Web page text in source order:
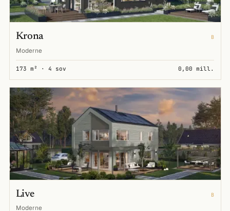
Krona B
Moderne
173 m² · 4 sov 0,00 mill.
Live B
Moderne